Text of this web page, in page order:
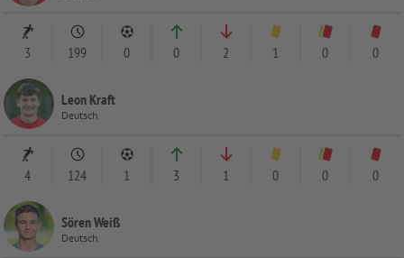
3 199 0 0 2 1 0 0
Leon Kraft
Deutsch
4 124 1 3 1 0 0 0
Sören Weiß
Deutsch